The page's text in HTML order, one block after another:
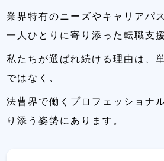
業界特有のニーズやキャリアパ
一人ひとりに寄り添った転職支
私たちが選ばれ続ける理由は、
ではなく、
法曹界で働くプロフェッショナ
り添う姿勢にあります。